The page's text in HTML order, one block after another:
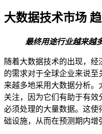
大数据技术市场
最终用途行业越来越
随着大数据技术的出现，
的需求对于全球企业来说
来越多地采用大数据分析。
关注，因为它们有助于有
必须处理的大量数据。这
础设施，从而在预测期内增